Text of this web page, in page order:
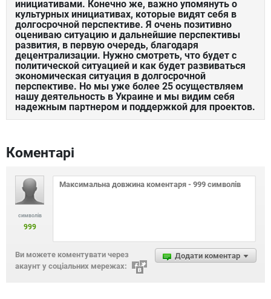
инициативами. Конечно же, важно упомянуть о
культурных инициативах, которые видят себя в
долгосрочной перспективе. Я очень позитивно
оцениваю ситуацию и дальнейшие перспективы
развития, в первую очередь, благодаря
децентрализации. Нужно смотреть, что будет с
политической ситуацией и как будет развиваться
экономическая ситуация в долгосрочной
перспективе. Но мы уже более 25 осуществляем
нашу деятельность в Украине и мы видим себя
надежным партнером и поддержкой для проектов.
Коментарі
символів
999
Додати коментар
Ви можете коментувати через
акаунт у соціальних мережах: